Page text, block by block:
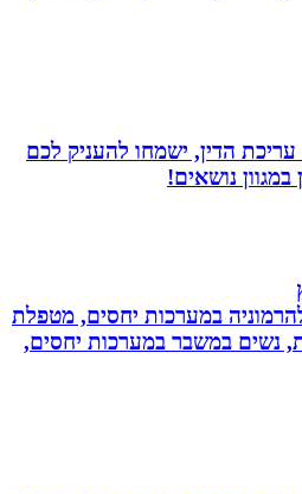
הדין, ישמחו להעניק לכם
נושאים!
במערכות יחסים, מטפלת
נשים במשבר במערכות יחסים,